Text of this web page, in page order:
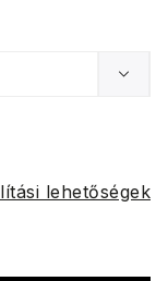
lehetőségek